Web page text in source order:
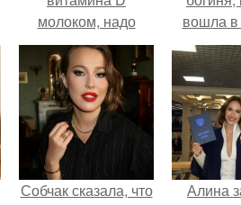
молоком, надо
выпить 30 литров
или съесть одну
чайную ложку
печени трески.
вошла в
князя
Собчак сказала, что
Алина